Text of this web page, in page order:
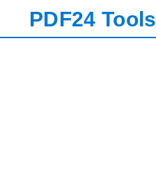
PDF24 Tools